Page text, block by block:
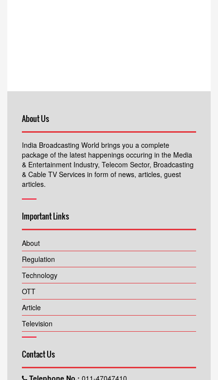
About Us
India Broadcasting World brings you a complete
package of the latest happenings occuring in the Media
& Entertainment Industry, Telecom Sector, Broadcasting
& Cable TV Services in form of news, articles, guest
articles.
Important Links
About
Regulation
Technology
OTT
Article
Television
Contact Us